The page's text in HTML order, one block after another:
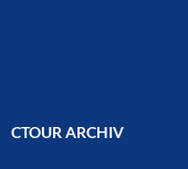
CTOUR ARCHIV